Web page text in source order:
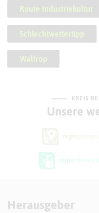
Route Industriekultur
Schlechtwettertipp
Waltrop
KREIS
Unsere
Herausgeber